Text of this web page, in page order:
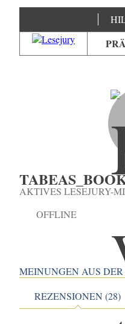
AKTIVES LESEJURY-
OFFLINE
MEINUNGEN AUS DER
REZENSIONEN (28)